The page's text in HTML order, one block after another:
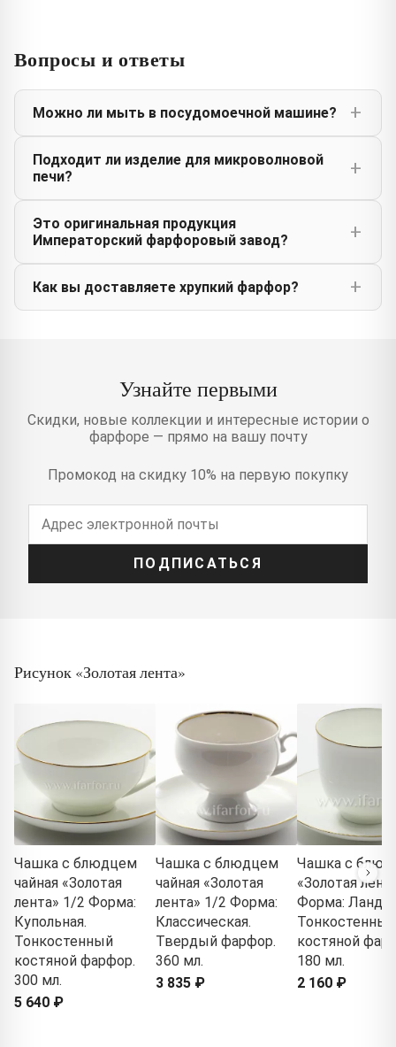
Вопросы и ответы
Можно ли мыть в посудомоечной машине?
Подходит ли изделие для микроволновой
печи?
Это оригинальная продукция
Императорский фарфоровый завод?
Как вы доставляете хрупкий фарфор?
Узнайте первыми
Скидки, новые коллекции и интересные истории о
фарфоре — прямо на вашу почту
Промокод на скидку 10% на первую покупку
ПОДПИСАТЬСЯ
Рисунок «Золотая лента»
Чашка с блюдцем
чайная «Золотая
лента» 1/2 Форма:
Купольная.
Тонкостенный
костяной фарфор.
300 мл.
5 640 ₽
Чашка с блюдцем
чайная «Золотая
лента» 1/2 Форма:
Классическая.
Твердый фарфор.
360 мл.
3 835 ₽
Чашка с
«Золотая
Форма:
Тонкостенный
костяной
180 мл.
2 160 ₽